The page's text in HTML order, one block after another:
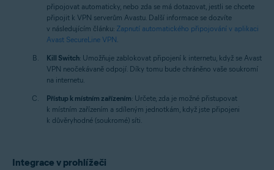
připojovat automaticky, nebo zda se má dotazovat, jestli se chcete
připojit k VPN serverům Avastu. Další informace se dozvíte
v následujícím článku: Zapnutí automatického připojování v aplikaci
Avast SecureLine VPN
Kill Switch: Umožňuje zablokovat připojení k internetu, když se Avast
VPN neočekávaně odpojí. Díky tomu bude chráněno vaše soukromí
na internetu.
Přístup k místním zařízením: Určete, zda je možné přistupovat
k místním zařízením a sdíleným jednotkám, když jste připojeni
k důvěryhodné (soukromé) síti.
Integrace v prohlížeči